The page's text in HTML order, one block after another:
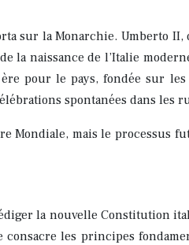
sur la Monarchie. Umberto
naissance de l’Italie
pour le pays, fondée sur
spontanées dans les
Mondiale, mais le
la nouvelle Constitution
les principes